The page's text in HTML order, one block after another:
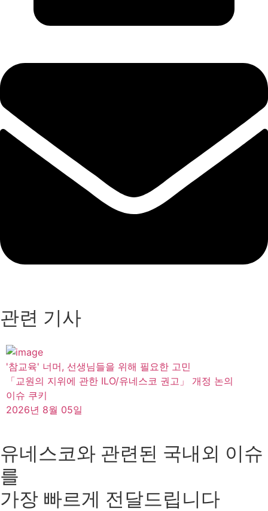
관련 기사
'참교육' 너머, 선생님들을 위해 필요한 고민
「교원의 지위에 관한 ILO/유네스코 권고」 개정 논의
이슈 쿠키
2026년 8월 05일
유네스코와 관련된 국내외 이슈
를
가장 빠르게 전달드립니다